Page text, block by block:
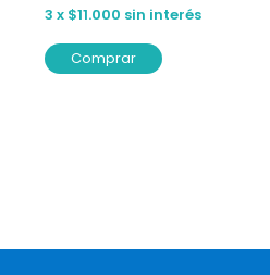
3 x $11.000 sin interés
Comprar